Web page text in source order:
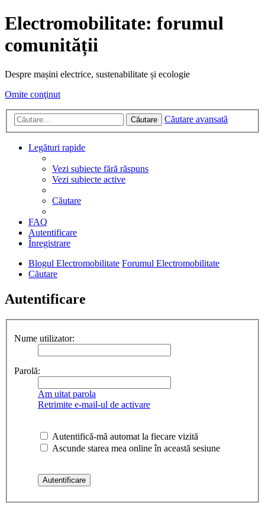
Electromobilitate: forumul
comunității
Despre mașini electrice, sustenabilitate și ecologie
Omite conţinut
Căutare Căutare avansată
Legături rapide
Vezi subiecte fără răspuns
Vezi subiecte active
Căutare
FAQ
Autentificare
Înregistrare
Blogul Electromobilitate Forumul Electromobilitate
Căutare
Autentificare
Nume utilizator:
Parolă:
Am uitat parola
Retrimite e-mail-ul de activare
Autentifică-mă automat la fiecare vizită
Ascunde starea mea online în această sesiune